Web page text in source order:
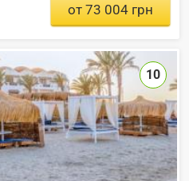
от 73 004 грн
10